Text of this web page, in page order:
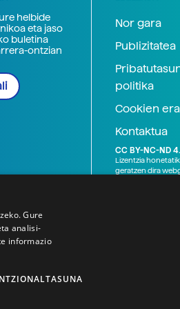
helbide
eta jaso
buletina
ontzian
Nor gara
Publizitatea
politika
Cookien
Kontaktua
CC BY-NC-ND
Lizentzia
geratzen dira
Gure
analisi-
informazio